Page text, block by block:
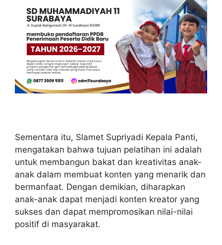
Sementara itu, Slamet Supriyadi Kepala Panti,
mengatakan bahwa tujuan pelatihan ini adalah
untuk membangun bakat dan kreativitas anak-
anak dalam membuat konten yang menarik dan
bermanfaat. Dengan demikian, diharapkan
anak-anak dapat menjadi konten kreator yang
sukses dan dapat mempromosikan nilai-nilai
positif di masyarakat.